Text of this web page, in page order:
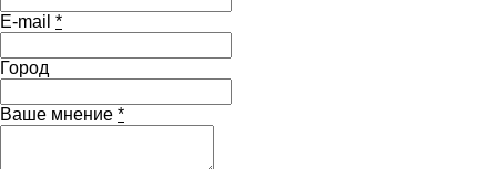
E-mail *
Город
Ваше мнение *